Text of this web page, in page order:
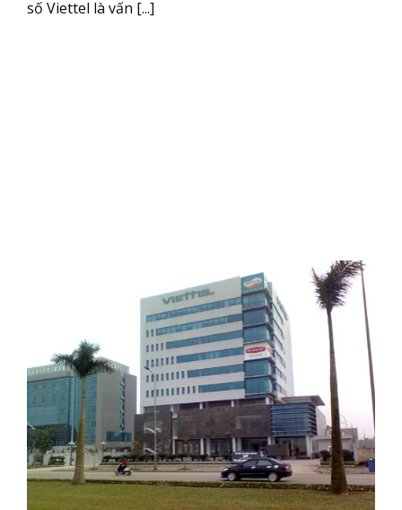
số Viettel là vấn [...]